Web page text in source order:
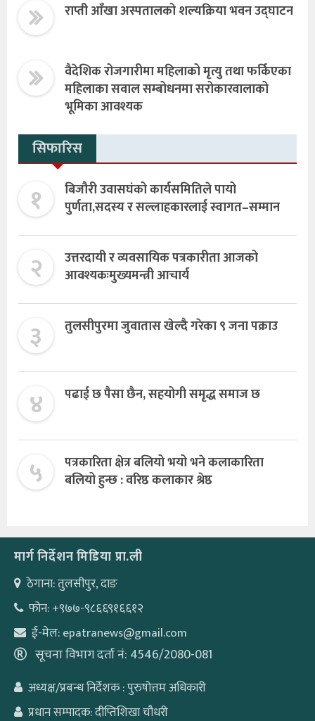
राप्ती आँखा अस्पतालको शल्यक्रिया भवन उद्घाटन
वैदेशिक रोजगारीमा महिलाको मृत्यु तथा फर्किएका
महिलाका सवाल सम्बोधनमा सरोकारवालाको
भूमिका आवश्यक
सिफारिस
१
बिजौरी उवासघंको कार्यसमितिले पायो
पुर्णता,सदस्य र सल्लाहकारलाई स्वागत–सम्मान
२
उत्तरदायी र व्यवसायिक पत्रकारीता आजको
आवश्यकःमुख्यमन्त्री आचार्य
३ तुलसीपुरमा जुवातास खेल्दै गरेका ९ जना पक्राउ
४ पढाई छ पैसा छैन, सहयोगी समृद्ध समाज छ
५
पत्रकारिता क्षेत्र बलियो भयो भने कलाकारिता
बलियो हुन्छ : वरिष्ठ कलाकार श्रेष्ठ
मार्ग निर्देशन मिडिया प्रा.ली
ठेगाना: तुलसीपुर, दाङ
फोन: +९७७-९८६६९१६६१२
ई-मेल: epatranews@gmail.com
सूचना विभाग दर्ता नं: 4546/2080-081
अध्यक्ष/प्रबन्ध निर्देशक : पुरुषोत्तम अधिकारी
प्रधान सम्पादक: दीप्तिशिखा चौधरी